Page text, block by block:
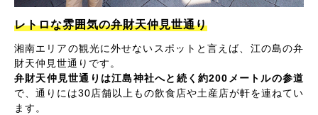
レトロな雰囲気の弁財天仲見世通り
湘南エリアの観光に外せないスポットと言えば、江の島の弁
財天仲見世通りです。
弁財天仲見世通りは江島神社へと続く約200メートルの参道
で、通りには30店舗以上もの飲食店や土産店が軒を連ねてい
ます。